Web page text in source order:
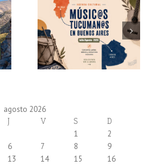
agosto 2026
J V S D
1
2
6 7 8
9
13 14 15
16